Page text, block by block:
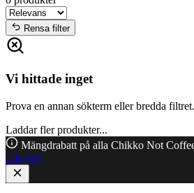
Rensa filter
Vi hittade inget
Prova en annan sökterm eller bredda filtret.
Laddar fler produkter...
Mängdrabatt på alla Chikko Not
Läs mer